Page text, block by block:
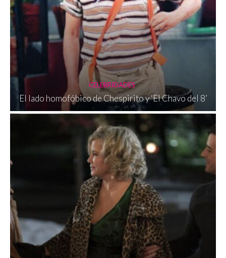
CELEBRIDADES
El lado homofóbico de Chespirito y ‘El Chavo del 8’